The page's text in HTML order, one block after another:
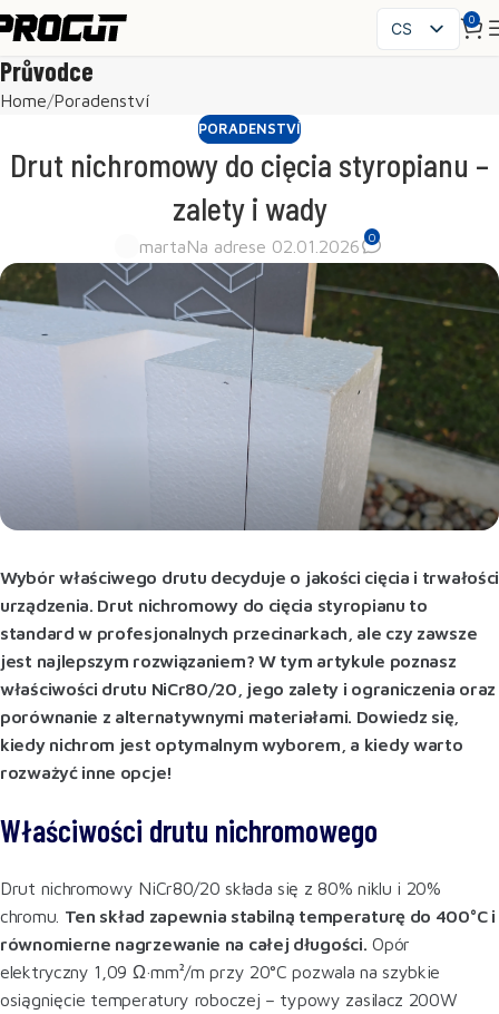
CS
FR
RO
0
Průvodce
Home Poradenství
PORADENSTVÍ
Drut nichromowy do cięcia styropianu –
zalety i wady
martaNa adrese 02.01.2026 0
Wybór właściwego drutu decyduje o jakości cięcia i trwałości
urządzenia. Drut nichromowy do cięcia styropianu to
standard w profesjonalnych przecinarkach, ale czy zawsze
jest najlepszym rozwiązaniem? W tym artykule poznasz
właściwości drutu NiCr80/20, jego zalety i ograniczenia oraz
porównanie z alternatywnymi materiałami. Dowiedz się,
kiedy nichrom jest optymalnym wyborem, a kiedy warto
rozważyć inne opcje!
Właściwości drutu nichromowego
Drut nichromowy NiCr80/20 składa się z 80% niklu i 20%
chromu. Ten skład zapewnia stabilną temperaturę do 400°C i
równomierne nagrzewanie na całej długości. Opór
elektryczny 1,09 Ω·mm²/m przy 20°C pozwala na szybkie
osiągnięcie temperatury roboczej – typowy zasilacz 200W